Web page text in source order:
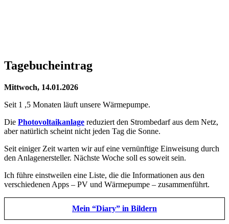
Tagebucheintrag
Mittwoch, 14.01.2026
Seit 1 ,5 Monaten läuft unsere Wärmepumpe.
Die Photovoltaikanlage reduziert den Strombedarf aus dem Netz,
aber natürlich scheint nicht jeden Tag die Sonne.
Seit einiger Zeit warten wir auf eine vernünftige Einweisung durch
den Anlagenersteller. Nächste Woche soll es soweit sein.
Ich führe einstweilen eine Liste, die die Informationen aus den
verschiedenen Apps – PV und Wärmepumpe – zusammenführt.
Mein “Diary” in Bildern